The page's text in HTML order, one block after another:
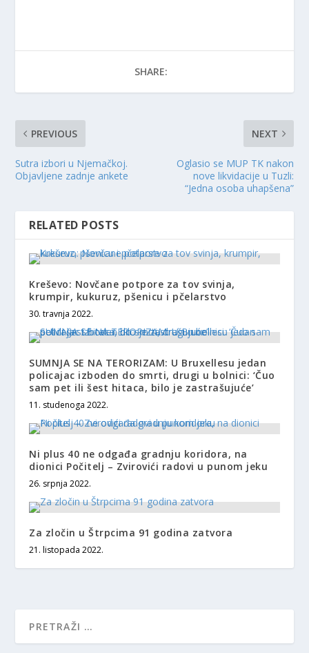
SHARE:
PREVIOUS
Sutra izbori u Njemačkoj.
Objavljene zadnje ankete
NEXT
Oglasio se MUP TK nakon
nove likvidacije u Tuzli:
“Jedna osoba uhapšena”
RELATED POSTS
Kreševo: Novčane potpore za tov svinja,
krumpir, kukuruz, pšenicu i pčelarstvo
30. travnja 2022.
SUMNJA SE NA TERORIZAM: U Bruxellesu jedan
policajac izboden do smrti, drugi u bolnici: ‘Čuo
sam pet ili šest hitaca, bilo je zastrašujuće’
11. studenoga 2022.
Ni plus 40 ne odgađa gradnju koridora, na
dionici Počitelj – Zvirovići radovi u punom jeku
26. srpnja 2022.
Za zločin u Štrpcima 91 godina zatvora
21. listopada 2022.